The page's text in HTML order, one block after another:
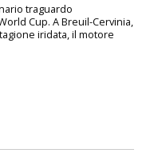
traguardo
Cup. A Breuil-Cervinia,
iridata, il motore